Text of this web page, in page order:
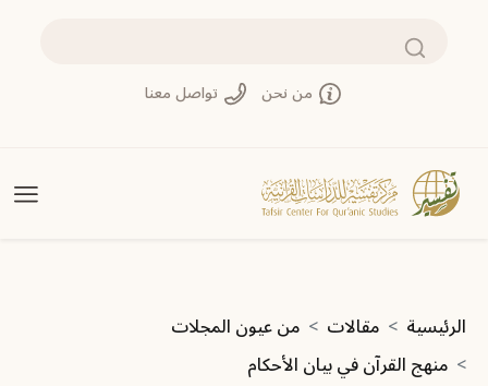
بحث
من نحن تواصل معنا
مسار التنقل
الرئيسية مقالات
من عيون المجلات
منهج القرآن في بيان الأحكام